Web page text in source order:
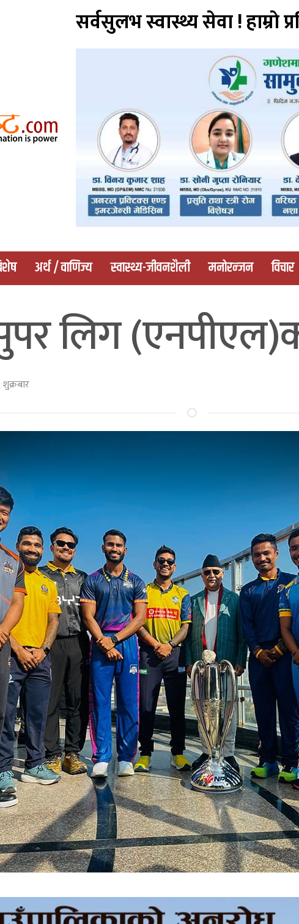
सर्वसुलभ स्वास्थ्य सेवा ! हाम्राे
अर्थ / वाणिज्य स्वास्थ्य-जीवनशैली मनोरन्जन विचार
लिग (एनपीएल)को